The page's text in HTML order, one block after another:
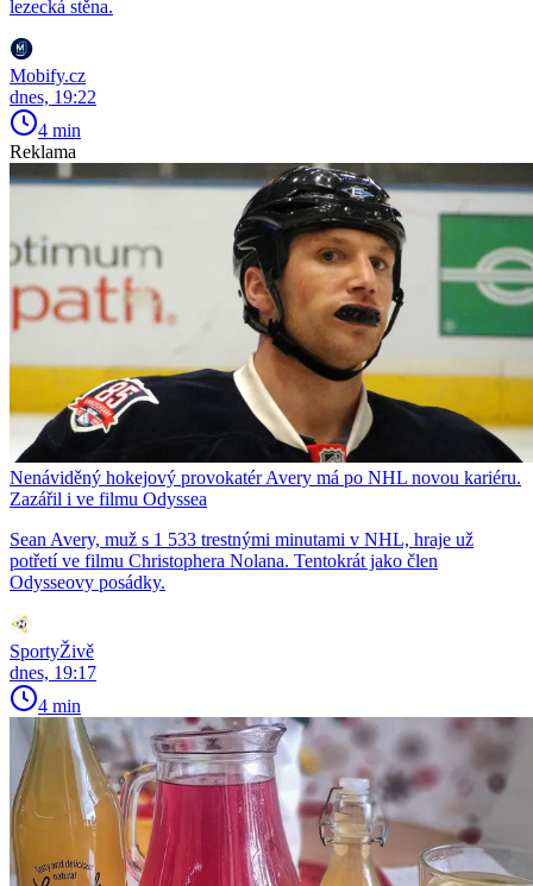
lezecká stěna.
Mobify.cz
dnes, 19:22
4 min
Reklama
Nenáviděný hokejový provokatér Avery má po NHL novou kariéru.
Zazářil i ve filmu Odyssea
Sean Avery, muž s 1 533 trestnými minutami v NHL, hraje už
potřetí ve filmu Christophera Nolana. Tentokrát jako člen
Odysseovy posádky.
SportyŽivě
dnes, 19:17
4 min